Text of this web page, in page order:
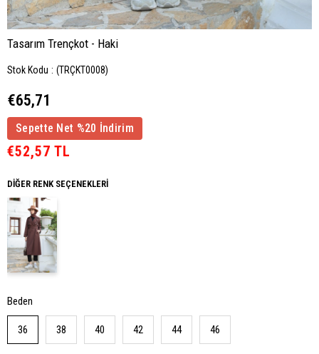
Tasarım Trençkot - Haki
Stok Kodu (TRÇKT0008)
€65,71
Sepette Net %20 İndirim
€52,57 TL
DIĞER RENK SEÇENEKLERI
Beden
36 38 40 42 44 46